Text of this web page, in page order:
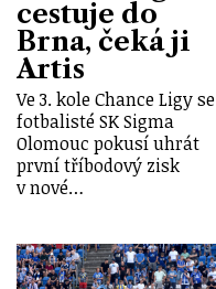
cestuje do
Brna, čeká ji
Artis
Ve 3. kole Chance Ligy se
fotbalisté SK Sigma
Olomouc pokusí uhrát
první tříbodový zisk
v nové…